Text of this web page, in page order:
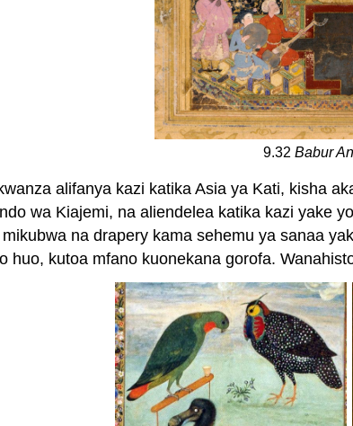
9.32 Babur
alifanya kazi katika Asia ya Kati, kisha
wa Kiajemi, na aliendelea katika kazi yake
na drapery kama sehemu ya sanaa
huo, kutoa mfano kuonekana gorofa.